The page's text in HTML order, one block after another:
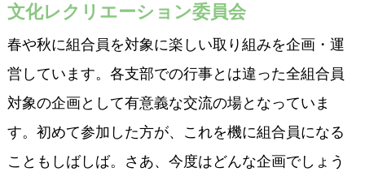
文化レクリエーション委員会
春や秋に組合員を対象に楽しい取り組みを企画・運
営しています。各支部での行事とは違った全組合員
対象の企画として有意義な交流の場となっていま
す。初めて参加した方が、これを機に組合員になる
こともしばしば。さあ、今度はどんな企画でしょう